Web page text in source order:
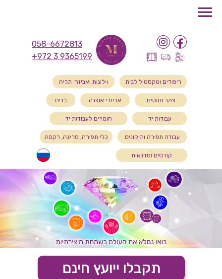
+972 3 9365199
058-6672813
וילונות ואביזרי תליה ריפודים וטקסטיל לבית
בדים אביזרי אופנה צמר וחוטים
קורסים וסדנאות
עבודה תפירה ותיקונים כלי תפירה, סריגה, רקמה
חומרים לעבודות יד עבודות יד
תקבלו ייועץ חינם